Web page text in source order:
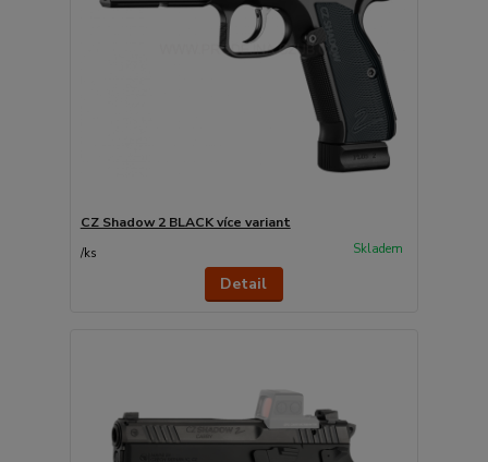
CZ Shadow 2 BLACK více variant
/ks Skladem
Detail